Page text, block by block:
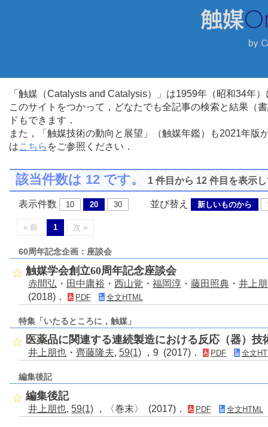
「触媒（Catalysts and Catalysis）」は1959年（昭和34年
このサイトをつかって，どなたでも全記事の検索と結果（
ドもできます．
また，「触媒技術の動向と展望」（触媒年鑑）も2021年
はこちら をご参照ください．
該当件数は 12 です。1 件目から 12 件目を表示
表示件数 10 20 30 並び替え 新しいものから
« 前 1 次 »
60周年記念企画：座談会
触媒学会創立60周年記念座談会
赤間弘 ・ 田中庸裕 ・ 西山覚 ・ 福岡淳 ・ 藤田照典 ・ 井上
(2018)．
PDF 全文HTML
特集「いたるところに，触媒」
医薬品に関連する連続製造における反応（器）技
井上朋也 ・ 齊藤隆夫, 59(1) ，9 (2017)． PDF 全文
編集後記
編集後記
井上朋也, 59(1) ，〈巻末〉 (2017)． PDF 全文HTML